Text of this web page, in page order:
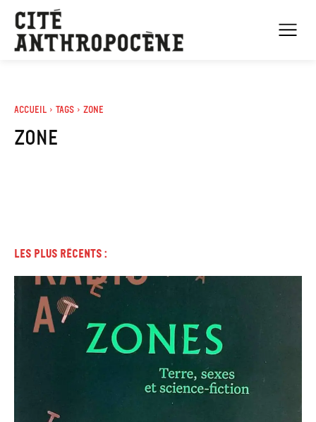
Accueil Tags Zone
zone
Les plus récents :